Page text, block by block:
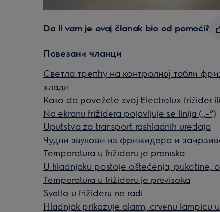
Da li vam je ovaj članak bio od pomoći?
Повезани чланци
Светла трепћу на контролној табли
хлади
Kako da povežete svoj Electrolux frižider
Na ekranu frižidera pojavljuje se linija („-“)
Uputstva za transport rashladnih uređaja
Чудни звукови из фрижидера и
Temperatura u frižideru je preniska
U hladnjaku postoje oštećenja, pukotine,
Temperatura u frižideru je previsoka
Svetlo u frižideru ne radi
Hladnjak prikazuje alarm, crvenu lampicu